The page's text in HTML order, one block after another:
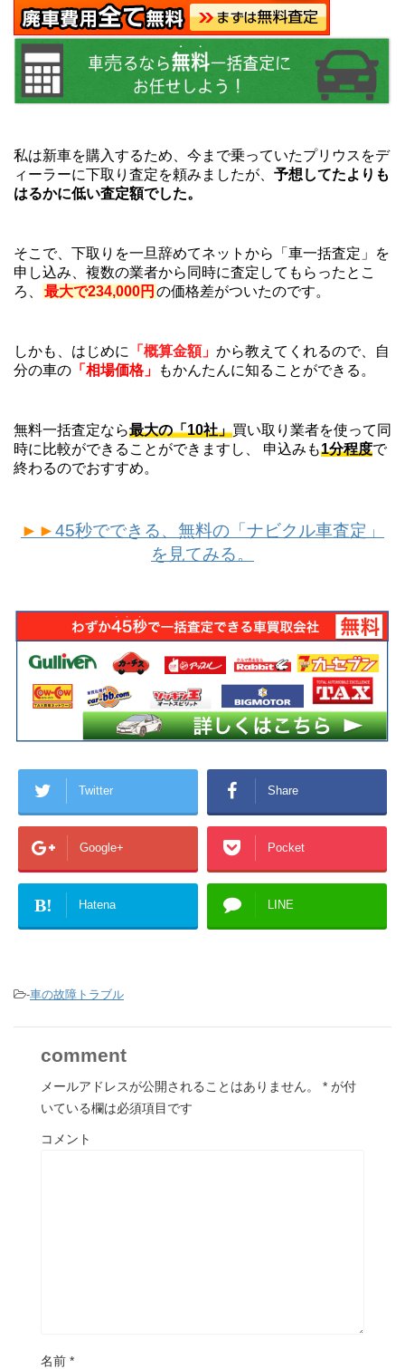
私は新車を購入するため、今まで乗っていたプリウスをデ
ィーラーに下取り査定を頼みましたが、 予想してたよりも
はるかに低い査定額でした。
そこで、下取りを一旦辞めてネットから「車一括査定」を
申し込み、複数の業者から同時に査定してもらったとこ
ろ、
最大で234,000円 の価格差がついたのです。
しかも、はじめに 「概算金額」 から教えてくれるので、自
分の車の 「相場価格」 もかんたんに知ることができる。
無料一括査定なら最大の「10社」買い取り業者を使って同
時に比較ができることができますし、 申込みも1分程度で
終わるのでおすすめ。
►►45秒でできる、無料の「ナビクル車査定」
を見てみる。
Twitter Share
Google+ Pocket
B! Hatena LINE
-車の故障トラブル
comment
メールアドレスが公開されることはありません。 * が付
いている欄は必須項目です
コメント
名前 *